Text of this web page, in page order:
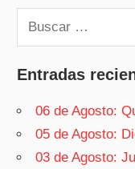
Buscar:
Entradas
06 de Agosto:
05 de Agosto:
03 de Agosto: